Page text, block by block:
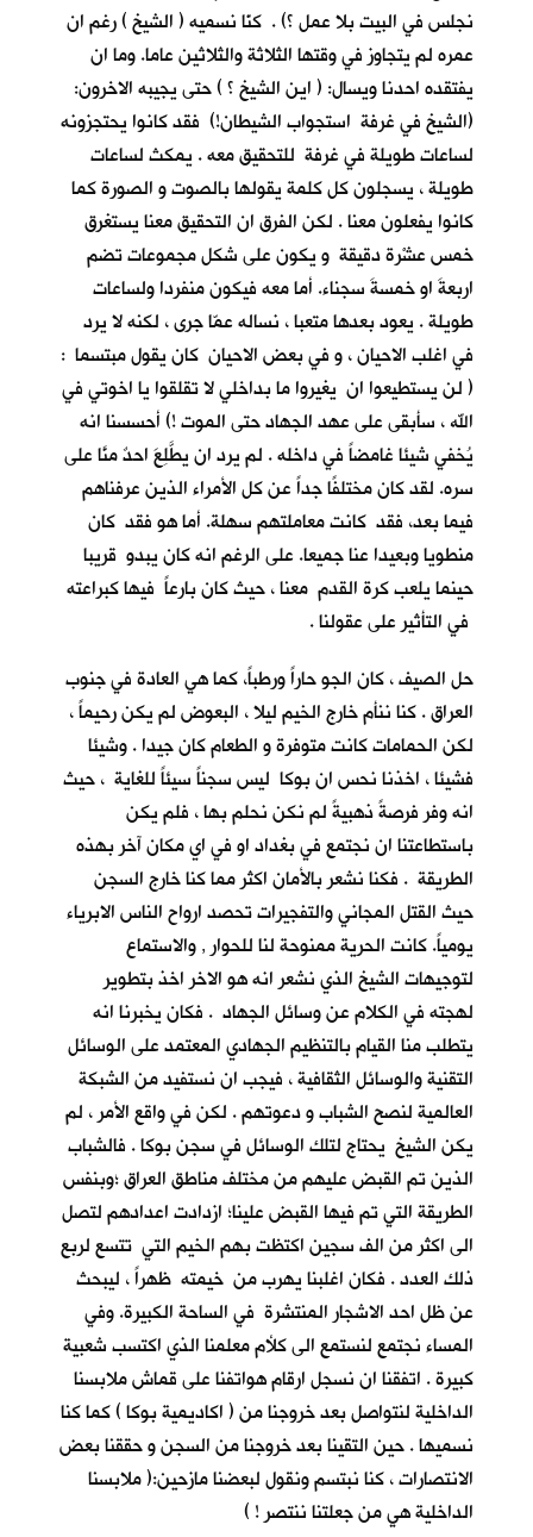
نجلس في البيت بلا عمل ؟) . كنّا نسميه ( الشيخ ) رغم ان
عمره لم يتجاوز في وقتها الثلاثة والثلاثين عاما. وما ان
يفتقده احدنا ويسال: ( اين الشيخ ؟ ) حتى يجيبه الاخرون:
(الشيخ في غرفة استجواب الشيطان!) فقد كانوا يحتجزونه
لساعات طويلة في غرفة للتحقيق معه . يمكث لساعات
طويلة ، يسجلون كل كلمة يقولها بالصوت و الصورة كما
كانوا يفعلون معنا . لكن الفرق ان التحقيق معنا يستغرق
خمس عشْرة دقيقة و يكون على شكل مجموعات تضم
اربعةَ او خمسةَ سجناء. أما معه فيكون منفردا ولساعات
طويلة . يعود بعدها متعبا ، نساله عمّا جرى ، لكنه لا يرد
في اغلب الاحيان ، و في بعض الاحيان كان يقول مبتسما :
( لن يستطيعوا ان يغيروا ما بداخلي لا تقلقوا يا اخوتي في
الله ، سأبقى على عهد الجهاد حتى الموت !) أحسسنا انه
يُخفي شيئا غامضاً في داخله . لم يرد ان يطَّلِعَ احدٌ منَّا على
سره. لقد كان مختلفًا جداً عن كل الأمراء الذين عرفناهم
فيما بعد، فقد كانت معاملتهم سهلة. أما هو فقد كان
منطويا وبعيدا عنا جميعا. على الرغم انه كان يبدو قريبا
حينما يلعب كرة القدم معنا ، حيث كان بارعاً فيها كبراعته
في التأثير على عقولنا .
حل الصيف ، كان الجو حاراً ورطباً، كما هي العادة في جنوب
العراق . كنا ننأم خارج الخيم ليلا ، البعوض لم يكن رحيماً ،
لكن الحمامات كانت متوفرة و الطعام كان جيدا . وشيئا
فشيئا ، اخذنا نحس ان بوكا ليس سجناً سيئاً للغاية ، حيث
انه وفر فرصةً ذهبيةً لم نكن نحلم بها ، فلم يكن
باستطاعتنا ان نجتمع في بغداد او في اي مكان آخر بهذه
الطريقة . فكنا نشعر بالأمان اكثر مما كنا خارج السجن
حيث القتل المجاني والتفجيرات تحصد ارواح الناس الابرياء
يومياً. كانت الحرية ممنوحة لنا للحوار , والاستماع
لتوجيهات الشيخ الذي نشعر انه هو الاخر اخذ بتطوير
لهجته في الكلام عن وسائل الجهاد . فكان يخبرنا انه
يتطلب منا القيام بالتنظيم الجهادي المعتمد على الوسائل
التقنية والوسائل الثقافية ، فيجب ان نستفيد من الشبكة
العالمية لنصح الشباب و دعوتهم . لكن في واقع الأمر ، لم
يكن الشيخ يحتاج لتلك الوسائل في سجن بوكا . فالشباب
الذين تم القبض عليهم من مختلف مناطق العراق ؛وبنفس
الطريقة التي تم فيها القبض علينا؛ ازدادت اعدادهم لتصل
الى اكثر من الف سجين اكتظت بهم الخيم التي تتسع لربع
ذلك العدد . فكان اغلبنا يهرب من خيمته ظهراً ، ليبحث
عن ظل احد الاشجار المنتشرة في الساحة الكبيرة. وفي
المساء نجتمع لنستمع الى كلأم معلمنا الذي اكتسب شعبية
كبيرة . اتفقنا ان نسجل ارقام هواتفنا على قماش ملابسنا
الداخلية لنتواصل بعد خروجنا من ( اكاديمية بوكا ) كما كنا
نسميها . حين التقينا بعد خروجنا من السجن و حققنا بعض
الانتصارات ، كنا نبتسم ونقول لبعضنا مازحين:( ملابسنا
الداخلية هي من جعلتنا ننتصر ! )